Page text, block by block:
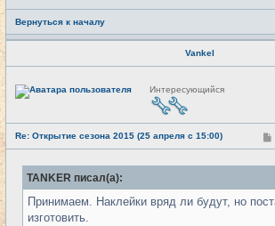
Вернуться к началу
Vankel
Н
е
е
т
и
Интересующийся
Re: Открытие сезона 2015 (25 апреля с 15:00)
TANKER писал(а):
Принимаем. Наклейки вряд ли будут, но
изготовить.